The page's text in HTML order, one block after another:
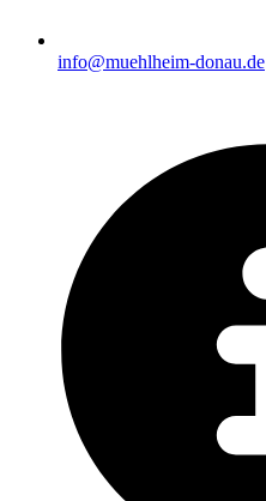
info@muehlheim-donau.de